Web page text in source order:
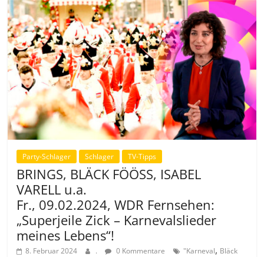
Party-Schlager Schlager TV-Tipps
BRINGS, BLÄCK FÖÖSS, ISABEL
VARELL u.a.
Fr., 09.02.2024, WDR Fernsehen:
„Superjeile Zick – Karnevalslieder
meines Lebens“!
8. Februar 2024 . 0 Kommentare "Karneval, Bläck